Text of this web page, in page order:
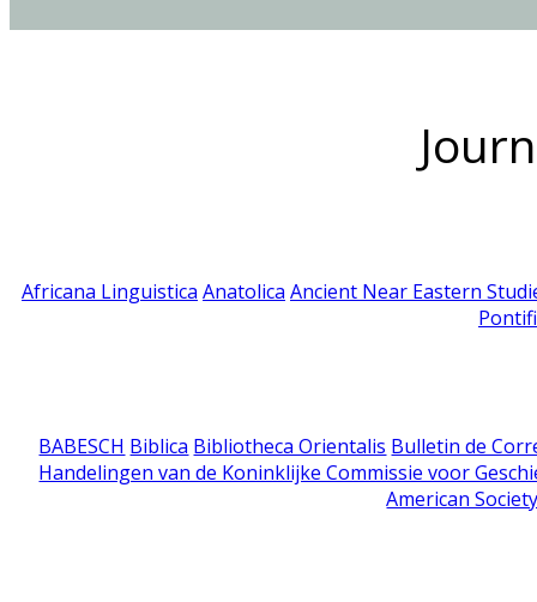
Africana Linguistica Anatolica Ancient Near Eastern
BABESCH Biblica Bibliotheca Orientalis Bulletin de
Handelingen van de Koninklijke Commissie voor
American